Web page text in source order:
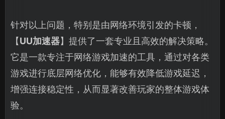
针对以上问题，特别是由网络环境引发的卡顿，
【UU加速器】提供了一套专业且高效的解决策略。
它是一款专注于网络游戏加速的工具，通过对各类
游戏进行底层网络优化，能够有效降低游戏延迟，
增强连接稳定性，从而显著改善玩家的整体游戏体
验。